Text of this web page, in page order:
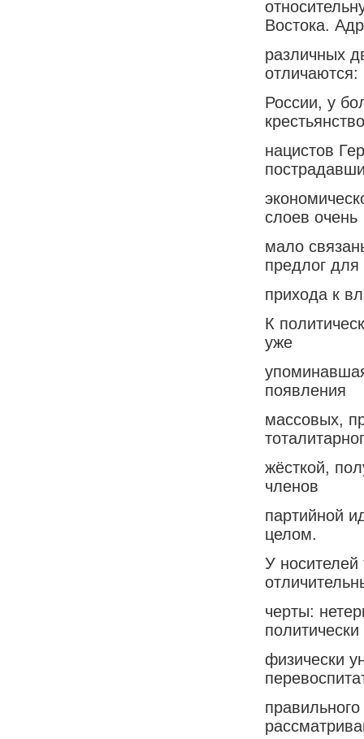
Востока.
различных
отличаются:
России, у
нацистов
слоев очень
мало
предлог для
прихода к
К
уже
появления
массовых,
жёсткой,
членов
партийной
целом.
У
черты:
физически